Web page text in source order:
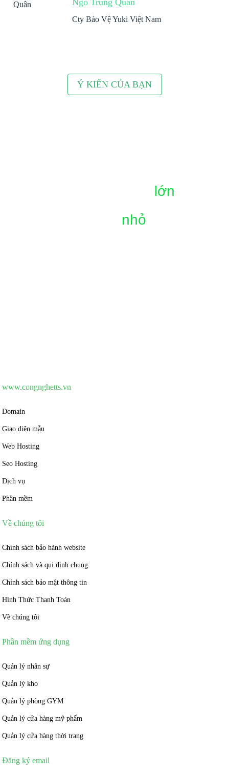
Cty Bảo Vệ Yuki Việt Nam
Ý KIẾN CỦA BẠN
lớn
nhỏ
www.congnghetts.vn
Domain
Giao diện mẫu
Web Hosting
Seo Hosting
Dịch vụ
Phần mềm
Về chúng tôi
Chính sách bảo hành website
Chính sách và qui định chung
Chính sách bảo mật thông tin
Hình Thức Thanh Toán
Về chúng tôi
Phần mềm ứng dụng
Quản lý nhân sự
Quản lý kho
Quản lý phòng GYM
Quản lý cửa hàng mỹ phẩm
Quản lý cửa hàng thời trang
Đăng ký email